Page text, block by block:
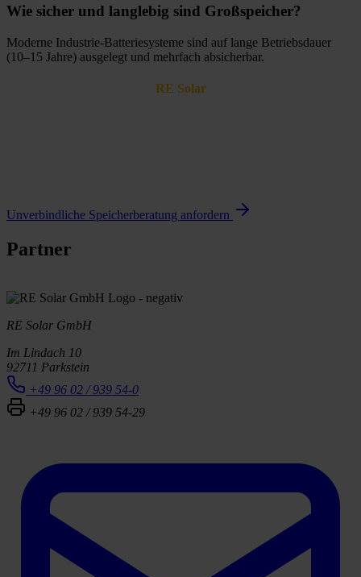
Wie sicher und langlebig sind Großspeicher?
Moderne Industrie-Batteriesysteme sind auf lange Betriebsdauer
(10–15 Jahre) ausgelegt und mehrfach absicherbar.
RE Solar
Unverbindliche Speicherberatung anfordern
Partner
RE Solar GmbH
Im Lindach 10
92711 Parkstein
+49 96 02 / 939 54-0
+49 96 02 / 939 54-29